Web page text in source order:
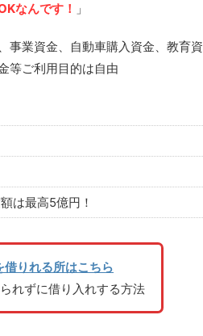
なんです！ 」
事業資金、自動車購入資金、教育資
等ご利用目的は自由
は最高5億円！
りれる所はこちら
れずに借り入れする方法